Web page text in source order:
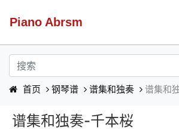
Piano Abrsm
首页 钢琴谱 谱集和独奏 谱集和
谱集和独奏-千本桜